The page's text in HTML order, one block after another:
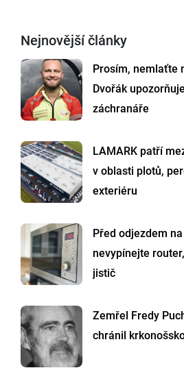
Nejnovější články
Prosím, nemlaťte
Dvořák
záchranáře
LAMARK patří
v oblasti plotů,
exteriéru
Před odjezdem
nevypínejte
jistič
Zemřel Fredy
chránil